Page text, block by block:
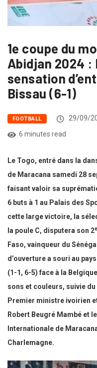
1e coupe du
Abidjan 2024 :
sensation
Bissau (6-1)
FOOTBALL 29/09/
6 minutes read
Le Togo, entré dans la
de Maracana samedi 28
faisant valoir sa
6 buts à 1 au Palais des
cette large victoire, la
la poule C, disputera son 2e
Faso, vainqueur du
d’ouverture a souri au
(1-1, 6-5) face à la
sons et couleurs, suivie
Premier ministre ivoirien
Robert Beugré Mambé et
Internationale de
Charlemagne.